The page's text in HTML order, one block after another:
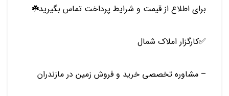
برای اطلاع از قیمت و شرایط پرداخت تماس بگیرید☘️
✅️کارگزار املاک شمال
– مشاوره تخصصی خرید و فروش زمین در مازندران